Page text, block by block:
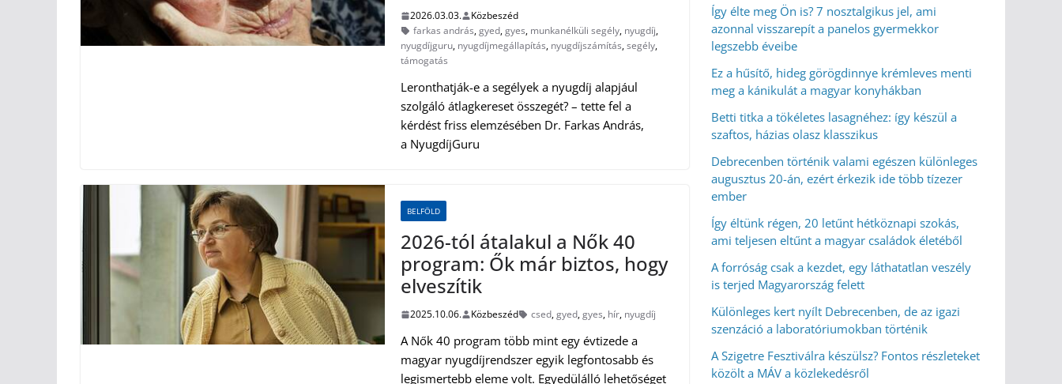
2026.03.03.
Közbeszéd
farkas andrás,gyed,gyes, munkanélküli segély, nyugdíj,
nyugdíjguru, nyugdíjmegállapítás, nyugdíjszámítás,segély,
támogatás
Leronthatják-e a segélyek a nyugdíj alapjául
szolgáló átlagkereset összegét? – tette fel a
kérdést friss elemzésében Dr. Farkas András,
a NyugdíjGuru
BELFÖLD
2026-tól átalakul a Nők 40
program: Ők már biztos, hogy
elveszítik
2025.10.06. Közbeszéd csed,gyed,gyes, hír, nyugdíj
A Nők 40 program több mint egy évtizede a
magyar nyugdíjrendszer egyik legfontosabb és
legismertebb eleme volt. Egyedülálló lehetőséget
Így élte meg Ön is? 7 nosztalgikus jel, ami
azonnal visszarepít a panelos gyermekkor
legszebb éveibe
Ez a hűsítő, hideg görögdinnye krémleves menti
meg a kánikulát a magyar konyhákban
Betti titka a tökéletes lasagnéhez: így készül a
szaftos, házias olasz klasszikus
Debrecenben történik valami egészen különleges
augusztus 20-án, ezért érkezik ide több tízezer
ember
Így éltünk régen, 20 letűnt hétköznapi szokás,
ami teljesen eltűnt a magyar családok életéből
A forróság csak a kezdet, egy láthatatlan veszély
is terjed Magyarország felett
Különleges kert nyílt Debrecenben, de az igazi
szenzáció a laboratóriumokban történik
A Szigetre Fesztiválra készülsz? Fontos részleteket
közölt a MÁV a közlekedésről